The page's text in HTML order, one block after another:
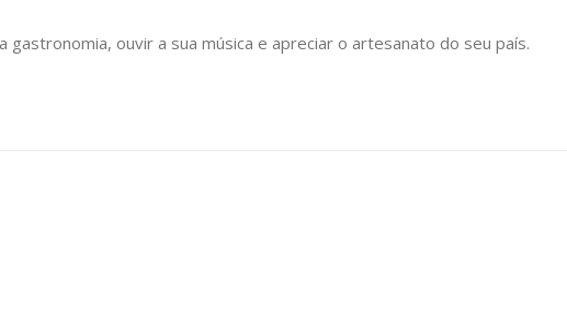
ouvir a sua música e apreciar o artesanato do seu país.